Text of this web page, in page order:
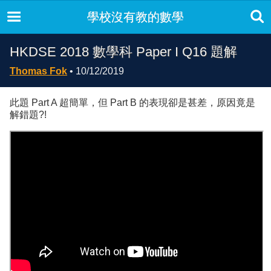
學校沒有教的數學
HKDSE 2018 數學科 Paper I Q16 題解
Thomas Fok • 10/12/2019
此題 Part A 超簡單，但 Part B 的表現卻是甚差，原因竟是
解錯題?!